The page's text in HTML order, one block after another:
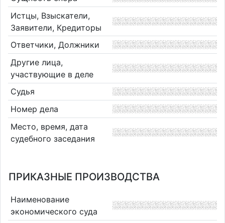
Истцы, Взыскатели,
Заявители, Кредиторы
Ответчики, Должники
Другие лица,
участвующие в деле
Судья
Номер дела
Место, время, дата
судебного заседания
ПРИКАЗНЫЕ ПРОИЗВОДСТВА
Наименование
экономического суда